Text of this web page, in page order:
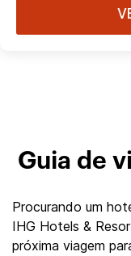
Guia de
Procurando um
IHG Hotels &
próxima viagem